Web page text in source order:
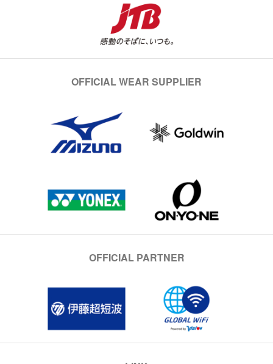
OFFICIAL WEAR SUPPLIER
OFFICIAL PARTNER